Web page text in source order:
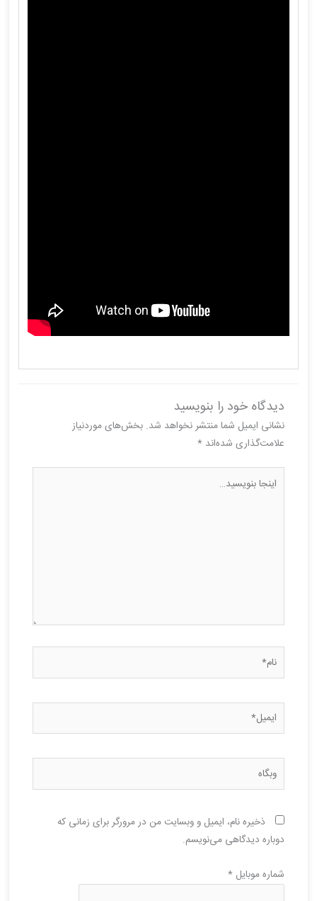
دیدگاه‌ خود را بنویسید
نشانی ایمیل شما منتشر نخواهد شد. بخش‌های موردنیاز
علامت‌گذاری شده‌اند*
اینجا
بنویسید…
نام*
ایمیل*
وبگاه
ذخیره نام، ایمیل و وبسایت من در مرورگر برای زمانی که
دوباره دیدگاهی می‌نویسم.
شماره موبایل*